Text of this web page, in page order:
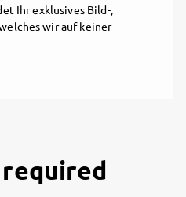
Ihr exklusives Bild-,
wir auf keiner